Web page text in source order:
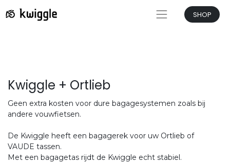
SHOP
Kwiggle + Ortlieb
Geen extra kosten voor dure bagagesystemen zoals bij
andere vouwfietsen.
De Kwiggle heeft een bagagerek voor uw Ortlieb of
VAUDE tassen.
Met een bagagetas rijdt de Kwiggle echt stabiel.